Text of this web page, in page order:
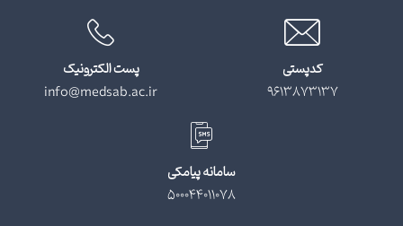
کدپستی
9613873137
پست الکترونیک
info@medsab.ac.ir
سامانه پیامکی
500044011078